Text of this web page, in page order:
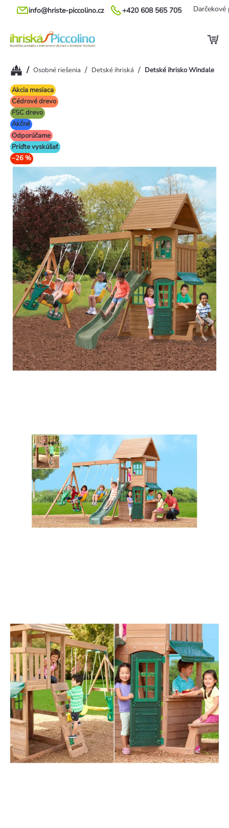
Prejsť
+420 608 565 705
info@hriste-piccolino.cz Darčekové
Domov
/ Osobné riešenia / Detské ihriská / Detské ihrisko Windale
Akcia mesiaca
Cédrové drevo
FSC drevo
Akčné
Odporúčame
Príďte vyskúšať
–26 %